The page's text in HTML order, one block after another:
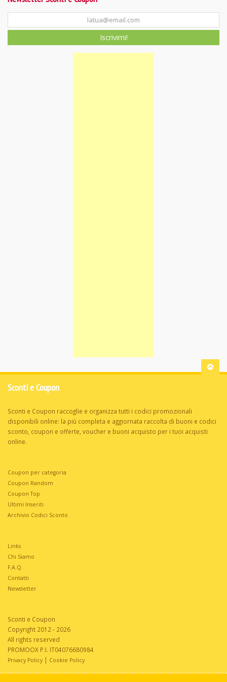
Iscrivimi!
Sconti e Coupon
Sconti e Coupon raccoglie e organizza tutti i codici promozionali
disponibili online: la più completa e aggiornata raccolta di buoni e codici
sconto, coupon e offerte, voucher e buoni acquisto per i tuoi acquisti
online.
Coupon per categoria
Coupon Random
Coupon Top
Ultimi Inseriti
Archivio Codici Sconto
Links
Chi Siamo
F.A.Q.
Contatti
Newsletter
Sconti e Coupon
Copyright 2012 - 2026
All rights reserved
PROMOOX P.I. IT04076680984
Privacy Policy | Cookie Policy